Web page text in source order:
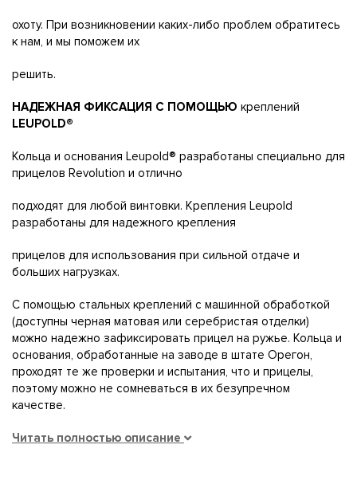
охоту. При возникновении каких-либо проблем обратитесь
к нам, и мы поможем их
решить.
НАДЕЖНАЯ ФИКСАЦИЯ С ПОМОЩЬЮ креплений
LEUPOLD®
Кольца и основания Leupold® разработаны специально для
прицелов Revolution и отлично
подходят для любой винтовки. Крепления Leupold
разработаны для надежного крепления
прицелов для использования при сильной отдаче и
больших нагрузках.
С помощью стальных креплений с машинной обработкой
(доступны черная матовая или серебристая отделки)
можно надежно зафиксировать прицел на ружье. Кольца и
основания, обработанные на заводе в штате Орегон,
проходят те же проверки и испытания, что и прицелы,
поэтому можно не сомневаться в их безупречном
качестве.
Читать полностью описание